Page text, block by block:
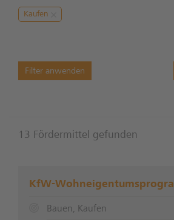
Kaufen
Filter anwenden
13 Fördermittel gefunden
KfW-
Bauen, Kaufen